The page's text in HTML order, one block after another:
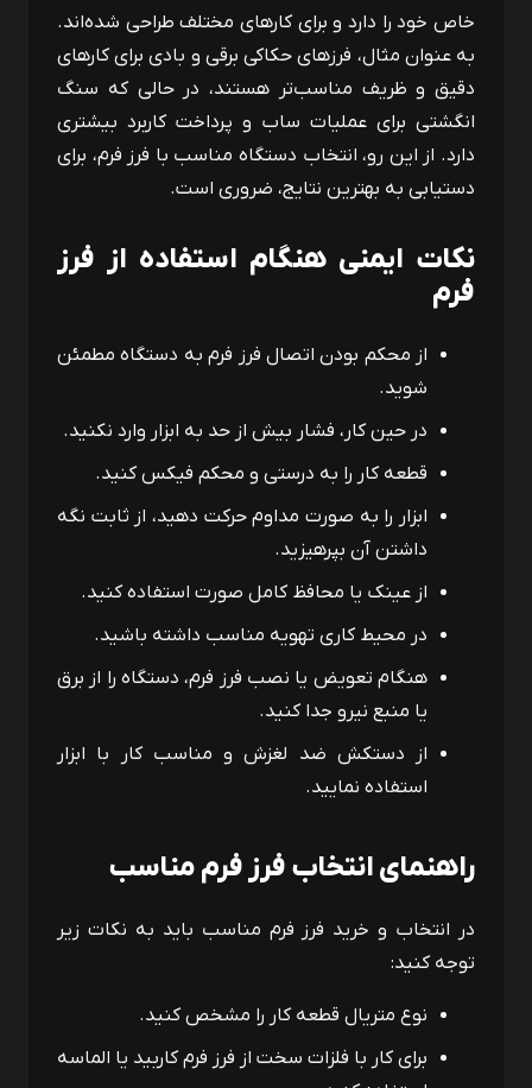
خاص خود را دارد و برای کارهای مختلف طراحی شده‌اند.
به عنوان مثال، فرزهای حکاکی برقی و بادی برای کارهای
دقیق و ظریف مناسب‌تر هستند، در حالی که سنگ
انگشتی برای عملیات ساب و پرداخت کاربرد بیشتری
دارد. از این رو، انتخاب دستگاه مناسب با فرز فرم، برای
دستیابی به بهترین نتایج، ضروری است.
نکات ایمنی هنگام استفاده از فرز
فرم
از محکم بودن اتصال فرز فرم به دستگاه مطمئن
شوید.
در حین کار، فشار بیش از حد به ابزار وارد نکنید.
قطعه کار را به ‌درستی و محکم فیکس کنید.
ابزار را به‌ صورت مداوم حرکت دهید، از ثابت نگه
داشتن آن بپرهیزید.
از عینک یا محافظ کامل صورت استفاده کنید.
در محیط کاری تهویه مناسب داشته باشید.
هنگام تعویض یا نصب فرز فرم، دستگاه را از برق
یا منبع نیرو جدا کنید.
از دستکش ضد لغزش و مناسب کار با ابزار
استفاده نمایید.
راهنمای انتخاب فرز فرم مناسب
در انتخاب و خرید فرز فرم مناسب باید به نکات زیر
توجه کنید:
نوع متریال قطعه کار را مشخص کنید.
برای کار با فلزات سخت از فرز فرم کاربید یا الماسه